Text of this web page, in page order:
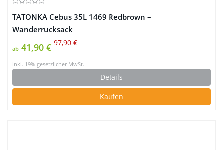
TATONKA Cebus 35L 1469 Redbrown –
Wanderrucksack
ab 41,90 € 97,90 €
inkl. 19% gesetzlicher MwSt.
Details
Kaufen